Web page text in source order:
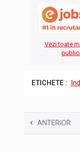
Vezi toate
ETICHETE :
ANTERIOR